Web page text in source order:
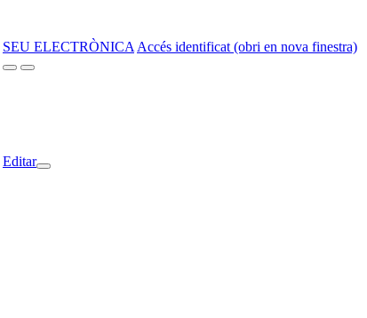
SEU ELECTRÒNICA Accés identificat (obri en nova finestra)
Editar